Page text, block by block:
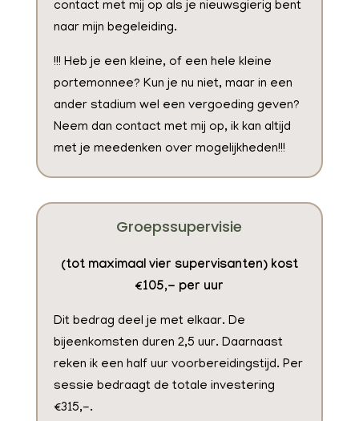
contact met mij op als je nieuwsgierig bent
naar mijn begeleiding.
!!! Heb je een kleine, of een hele kleine
portemonnee? Kun je nu niet, maar in een
ander stadium wel een vergoeding geven?
Neem dan contact met mij op, ik kan altijd
met je meedenken over mogelijkheden!!!
Groepssupervisie
(tot maximaal vier supervisanten) kost
€105,- per uur
Dit bedrag deel je met elkaar. De
bijeenkomsten duren 2,5 uur. Daarnaast
reken ik een half uur voorbereidingstijd. Per
sessie bedraagt de totale investering
€315,-.